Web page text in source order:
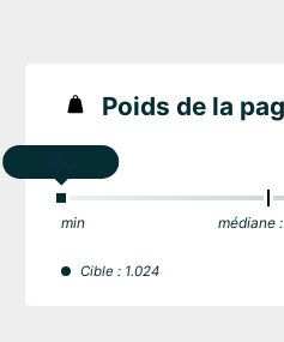
Poids de la
min médiane
Cible : 1.024